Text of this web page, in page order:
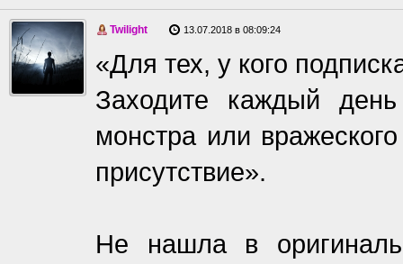
Twilight 13.07.2018 в 08:09:24
«Для тех, у кого
Заходите каждый
монстра или
присутствие».
Не нашла в